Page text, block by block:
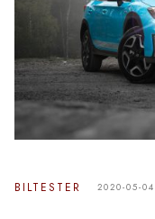
BILTESTER 2020-05-04